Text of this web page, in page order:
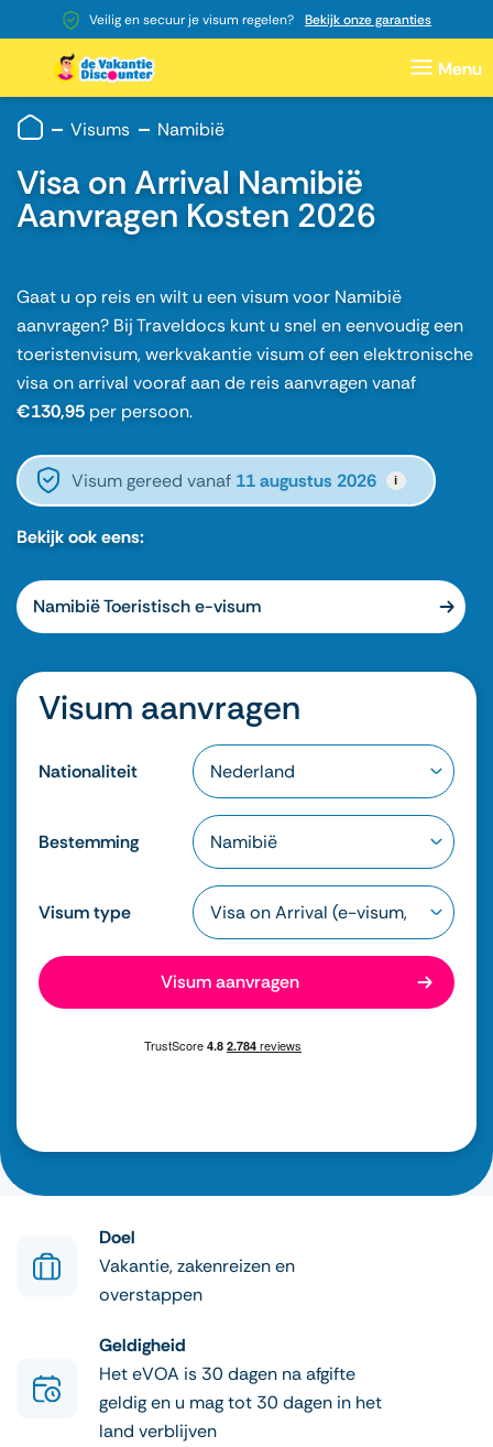
Veilig en secuur je visum regelen? Bekijk onze garanties
Visums Namibië
Visa on Arrival Namibië
Aanvragen Kosten 2026
Gaat u op reis en wilt u een visum voor Namibië
aanvragen? Bij Traveldocs kunt u snel en eenvoudig een
toeristenvisum, werkvakantie visum of een elektronische
visa on arrival vooraf aan de reis aanvragen vanaf
€130,95 per persoon.
Visum gereed vanaf 11 augustus 2026 i
Bekijk ook eens:
Namibië Toeristisch e-visum
Visum aanvragen
Nationaliteit
Bestemming
Visum type
Visum aanvragen
Doel
Vakantie, zakenreizen en
overstappen
Geldigheid
Het eVOA is 30 dagen na afgifte
geldig en u mag tot 30 dagen in het
land verblijven